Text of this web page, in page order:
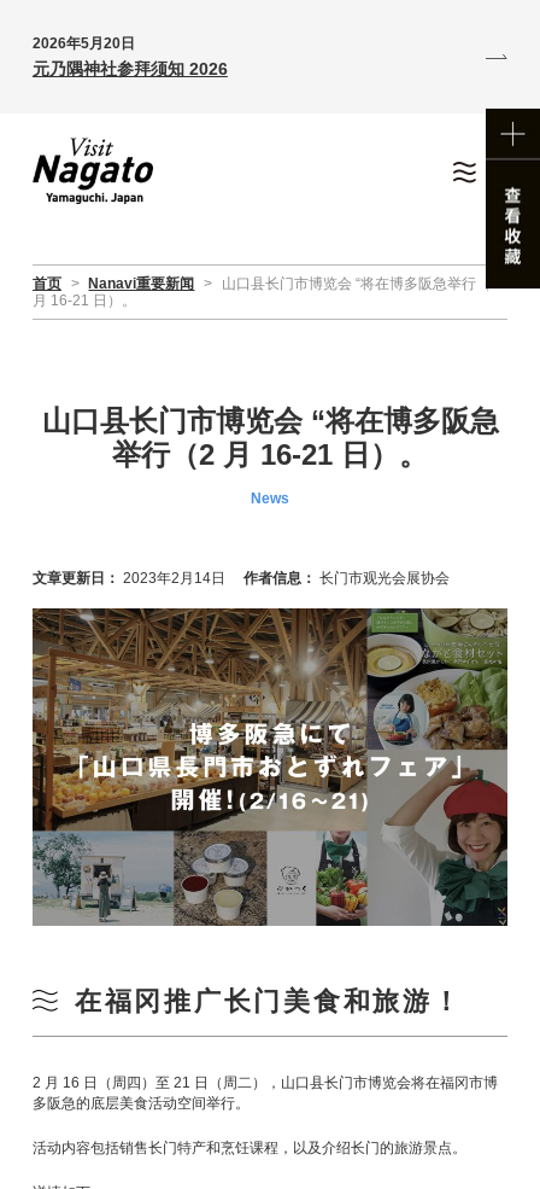
2026年5月20日
元乃隅神社参拜须知 2026
首页 > Nanavi重要新闻 >
山口县长门市博览会 “将在博多阪急举行（2
月 16-21 日）。
山口县长门市博览会 “将在博多阪急
举行（2 月 16-21 日）。
News
文章更新日： 2023年2月14日 作者信息： 长门市观光会展协会
在福冈推广长门美食和旅游！
2 月 16 日（周四）至 21 日（周二），山口县长门市博览会将在福冈市博
多阪急的底层美食活动空间举行。
活动内容包括销售长门特产和烹饪课程，以及介绍长门的旅游景点。